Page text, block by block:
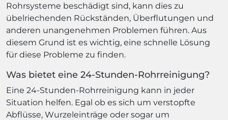
Rohrsysteme beschädigt sind, kann dies zu
übelriechenden Rückständen, Überflutungen und
anderen unangenehmen Problemen führen. Aus
diesem Grund ist es wichtig, eine schnelle Lösung
für diese Probleme zu finden.
Was bietet eine 24-Stunden-Rohrreinigung?
Eine 24-Stunden-Rohrreinigung kann in jeder
Situation helfen. Egal ob es sich um verstopfte
Abflüsse, Wurzeleinträge oder sogar um